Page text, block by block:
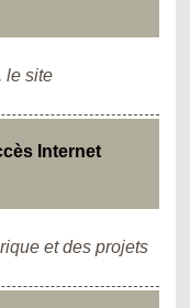
le site
Internet
et des projets